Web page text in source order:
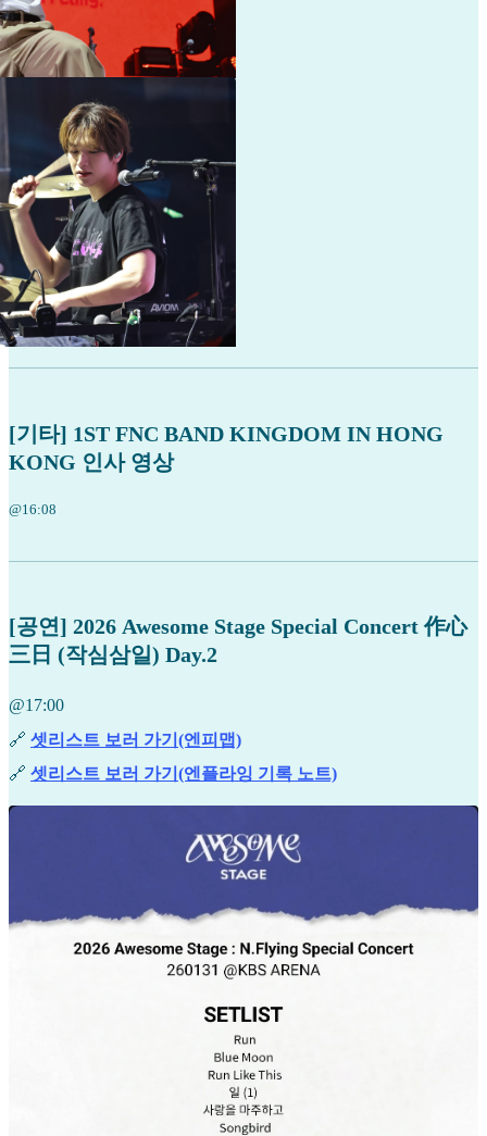
[기타] 1ST FNC BAND KINGDOM IN HONG
KONG 인사 영상
@16:08
[공연] 2026 Awesome Stage Special Concert 作心
三日 (작심삼일) Day.2
@17:00
🔗 셋리스트 보러 가기(엔피맵)
🔗 셋리스트 보러 가기(엔플라잉 기록 노트)